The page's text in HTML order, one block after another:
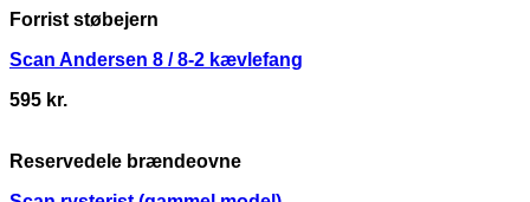
Forrist støbejern
Scan Andersen 8 / 8-2 kævlefang
595 kr.
Reservedele brændeovne